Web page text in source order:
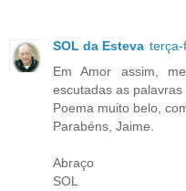
SOL da Esteva terça-
Em Amor assim,
escutadas as
Poema muito belo,
Parabéns, Jaime.
Abraço
SOL